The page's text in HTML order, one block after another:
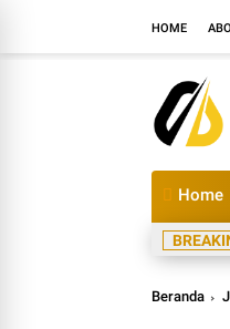
HOME
Home
Waspada DBD,
Beranda